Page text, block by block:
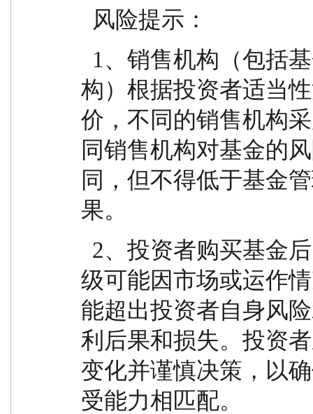
  风险提示：
构）根据投资者适当
价，不同的销售机构
同销售机构对基金的
同，但不得低于基金
果。
级可能因市场或运作
能超出投资者自身风
利后果和损失。投资
变化并谨慎决策，以
受能力相匹配。